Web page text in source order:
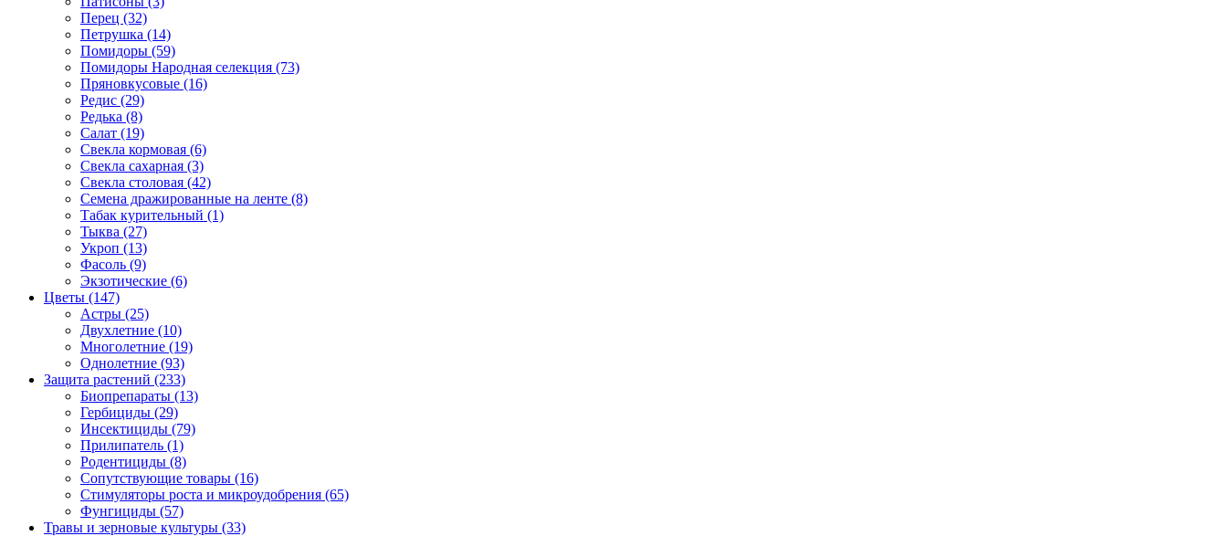
Перец (32)
Петрушка (14)
Помидоры (59)
Помидоры Народная селекция (73)
Пряновкусовые (16)
Редис (29)
Редька (8)
Салат (19)
Свекла кормовая (6)
Свекла сахарная (3)
Свекла столовая (42)
Семена дражированные на ленте (8)
Табак курительный (1)
Тыква (27)
Укроп (13)
Фасоль (9)
Экзотические (6)
Цветы (147)
Астры (25)
Двухлетние (10)
Многолетние (19)
Однолетние (93)
Защита растений (233)
Биопрепараты (13)
Гербициды (29)
Инсектициды (79)
Прилипатель (1)
Родентициды (8)
Сопутствующие товары (16)
Стимуляторы роста и микроудобрения (65)
Фунгициды (57)
Травы и зерновые культуры (33)